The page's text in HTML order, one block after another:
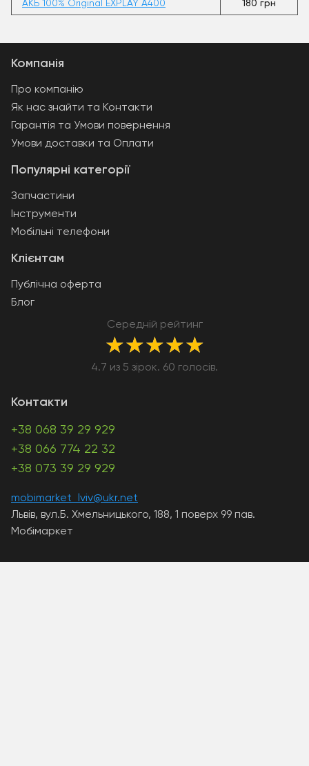
АКБ 100% Original EXPLAY A400 180 грн
Контакти
+38 068 39 29 929
+38 066 774 22 32
+38 073 39 29 929
mobimarket_lviv@ukr.net
Львів, вул.Б. Хмельницького, 188, 1 поверх 99 пав.
Мобімаркет
Клієнтам
Публічна оферта
Блог
Середній рейтинг
★★★★★
4.7 из 5 зірок. 60 голосів.
Популярні категорії
Запчастини
Інструменти
Мобільні телефони
Компанія
Про компанію
Як нас знайти та Контакти
Гарантія та Умови повернення
Умови доставки та Оплати